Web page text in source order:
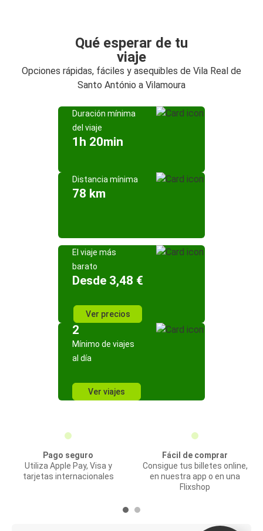
Qué esperar de tu
viaje
Opciones rápidas, fáciles y asequibles de Vila Real de
Santo António a Vilamoura
Duración mínima
del viaje
1h 20min
Distancia mínima
78 km
El viaje más
barato
Desde 3,48 €
Ver precios
2
Mínimo de viajes
al día
Ver viajes
Pago seguro
Utiliza Apple Pay, Visa y
tarjetas internacionales
Fácil de comprar
Consigue tus billetes online,
en nuestra app o en una
Flixshop